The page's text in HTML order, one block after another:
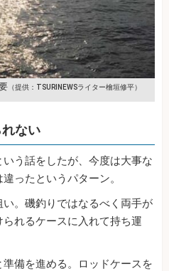
（提供：TSURINEWSライター檜垣修平）
ない
いう話をしたが、今度は大事な
ったというパターン。
。磯釣りではなるべく両手が
れるケースに入れて持ち運
備を進める。ロッドケースを